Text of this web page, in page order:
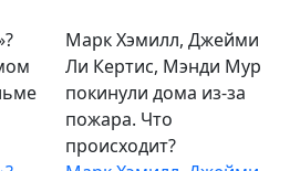
Марк Хэмилл, Джейми
Ли Кертис, Мэнди Мур
покинули дома из-за
пожара. Что
происходит?